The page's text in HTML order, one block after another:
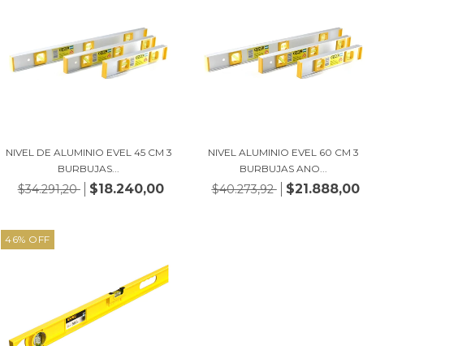
NIVEL DE ALUMINIO EVEL 45 CM 3
BURBUJAS...
$34.291,20 $18.240,00
NIVEL ALUMINIO EVEL 60 CM 3
BURBUJAS ANO...
$40.273,92 $21.888,00
46% OFF